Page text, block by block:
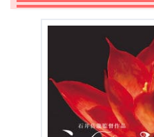
＼＼31日間無料!!
今すぐ無料で